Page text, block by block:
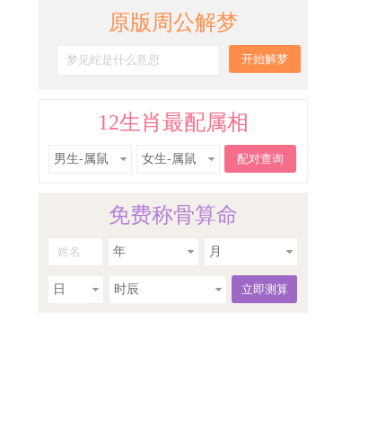
原版周公解梦
12生肖最配属相
男生-属鼠 女生-属鼠
免费称骨算命
年 月
日 时辰